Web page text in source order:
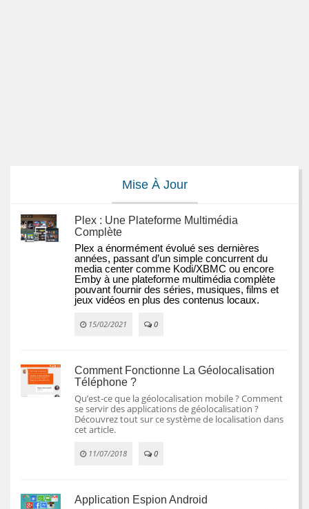
Mise À Jour
Plex : Une Plateforme Multimédia
Complète
Plex a énormément évolué ses dernières
années, passant d’un simple concurrent du
media center comme Kodi/XBMC ou encore
Emby à une plateforme multimédia complète
pouvant fournir des séries, musiques, films et
jeux vidéos en plus des contenus locaux.
15/02/2021 0
Comment Fonctionne La Géolocalisation
Téléphone ?
Qu’est-ce que la géolocalisation mobile ? Comment
se servir des applications de géolocalisation ?
Découvrez tout sur ce système de localisation dans
cet article.
11/07/2018 0
Application Espion Android